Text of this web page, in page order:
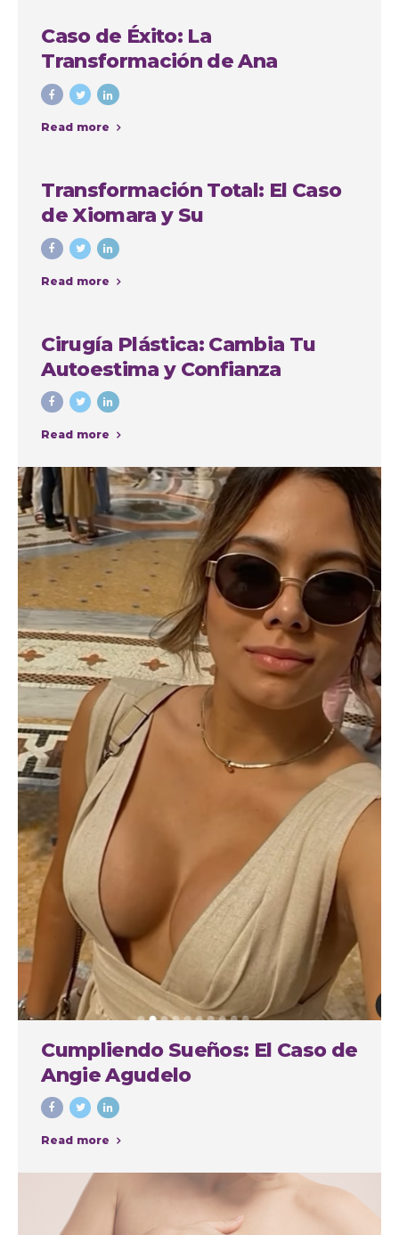
Caso de Éxito: La
Transformación de Ana
Cristina Osorio Arango con
Colombia Plastic
Read more
Transformación Total: El Caso
de Xiomara y Su
Lipoabdominoplastia en
Colombia Plastic Esthetic
International
Read more
Cirugía Plástica: Cambia Tu
Autoestima y Confianza
Read more
Cumpliendo Sueños: El Caso de
Angie Agudelo
Read more